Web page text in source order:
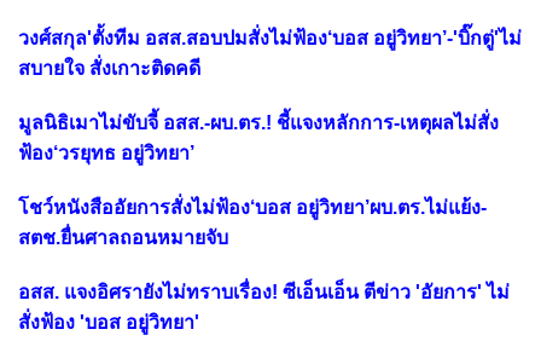
วงศ์สกุล'ตั้งทีม อสส.สอบปมสั่งไม่ฟ้อง‘บอส อยู่วิทยา’-'บิ๊กตู่'ไม่
สบายใจ สั่งเกาะติดคดี
มูลนิธิเมาไม่ขับจี้ อสส.-ผบ.ตร.! ชี้แจงหลักการ-เหตุผลไม่สั่ง
ฟ้อง‘วรยุทธ อยู่วิทยา’
โชว์หนังสืออัยการสั่งไม่ฟ้อง‘บอส อยู่วิทยา’ผบ.ตร.ไม่แย้ง-
สตช.ยื่นศาลถอนหมายจับ
อสส. แจงอิศรายังไม่ทราบเรื่อง! ซีเอ็นเอ็น ตีข่าว 'อัยการ' ไม่
สั่งฟ้อง 'บอส อยู่วิทยา'